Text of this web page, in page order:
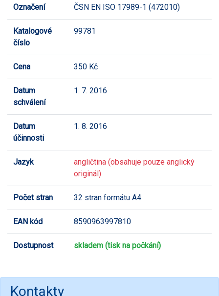
Označení ČSN EN ISO 17989-1 (472010)
Katalogové
číslo
99781
Cena 350 Kč
Datum
schválení
1. 7. 2016
Datum
účinnosti
1. 8. 2016
Jazyk
angličtina (obsahuje pouze anglický
originál)
Počet stran 32 stran formátu A4
EAN kód 8590963997810
Dostupnost skladem (tisk na počkání)
Kontakty